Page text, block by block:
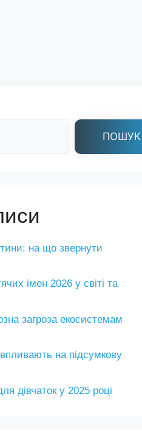
ПОШУК
на що звернути
імен 2026 у світі та
загроза екосистемам
на підсумкову
дівчаток у 2025 році